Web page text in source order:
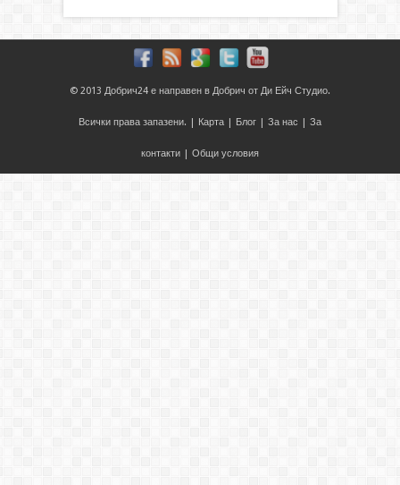
© 2013 Добрич24 е направен в Добрич от Ди Ейч Студио.
Всички права запазени. | Карта | Блог | За нас | За
контакти | Общи условия